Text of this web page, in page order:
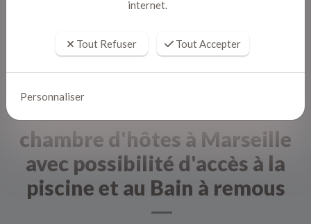
chambre d'hôtes à Marseille
avec possibilité d'accès à la
piscine et au Bain à remous
internet.
Tout Refuser Tout Accepter
Personnaliser